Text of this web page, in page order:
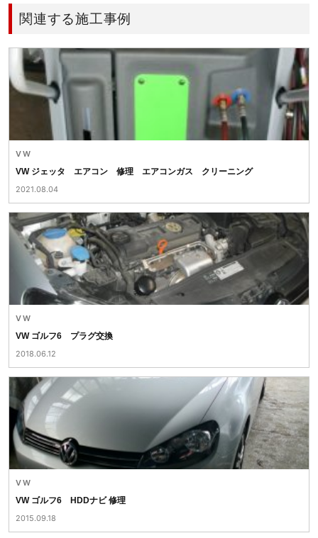
関連する施工事例
VW
VW ジェッタ エアコン 修理 エアコンガス クリーニング
2021.08.04
VW
VW ゴルフ6 プラグ交換
2018.06.12
VW
VW ゴルフ6 HDDナビ 修理
2015.09.18